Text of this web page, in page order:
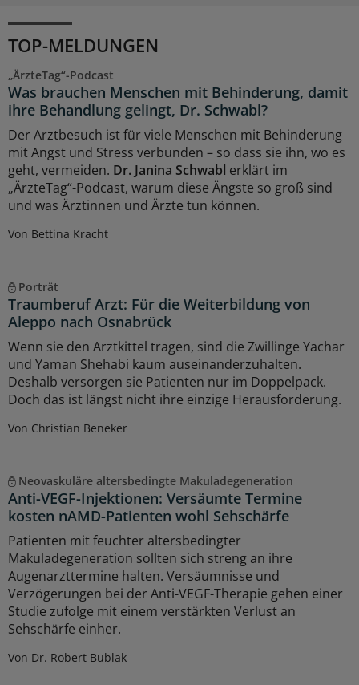
TOP-MELDUNGEN
„ÄrzteTag“-Podcast
Was brauchen Menschen mit Behinderung, damit
ihre Behandlung gelingt, Dr. Schwabl?
Der Arztbesuch ist für viele Menschen mit Behinderung
mit Angst und Stress verbunden – so dass sie ihn, wo es
geht, vermeiden. Dr. Janina Schwabl erklärt im
„ÄrzteTag“-Podcast, warum diese Ängste so groß sind
und was Ärztinnen und Ärzte tun können.
Von Bettina Kracht
Porträt
Traumberuf Arzt: Für die Weiterbildung von
Aleppo nach Osnabrück
Wenn sie den Arztkittel tragen, sind die Zwillinge Yachar
und Yaman Shehabi kaum auseinanderzuhalten.
Deshalb versorgen sie Patienten nur im Doppelpack.
Doch das ist längst nicht ihre einzige Herausforderung.
Von Christian Beneker
Neovaskuläre altersbedingte Makuladegeneration
Anti-VEGF-Injektionen: Versäumte Termine
kosten nAMD-Patienten wohl Sehschärfe
Patienten mit feuchter altersbedingter
Makuladegeneration sollten sich streng an ihre
Augenarzttermine halten. Versäumnisse und
Verzögerungen bei der Anti-VEGF-Therapie gehen einer
Studie zufolge mit einem verstärkten Verlust an
Sehschärfe einher.
Von Dr. Robert Bublak